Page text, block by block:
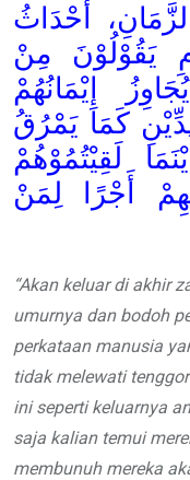
أَحْدَاثُ
يَقُوْلُوْنَ مِنْ
إِيْمَانُهُمْ
كَمَا يَمْرُقُ
لَقِيْتُمُوْهُمْ
أَجْرًا لِمَنْ
“Akan keluar di akhir
umurnya dan bodoh
perkataan manusia
tidak melewati
ini seperti keluarnya
saja kalian temui
membunuh mereka